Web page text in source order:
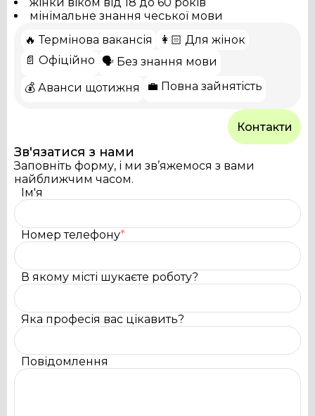
мінімальне знання чеської мови
🔥 Термінова вакансія
👩🏻 Для жінок
📄 Офіційно 🗣️ Без знання мови
💰 Аванси щотижня
💼 Повна зайнятість
Контакти
Зв'язатися з нами
Заповніть форму, і ми зв’яжемося з вами
найближчим часом.
Ім'я
Номер телефону*
В якому місті шукаєте роботу?
Яка професія вас цікавить?
Повідомлення